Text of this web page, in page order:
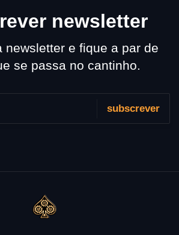
newsletter
newsletter e fique a par de
se passa no cantinho.